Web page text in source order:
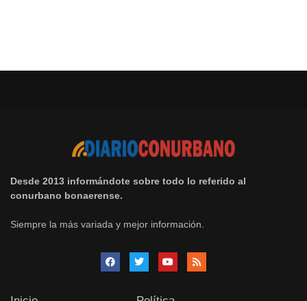
Desde 2013 informándote sobre todo lo referido al
conurbano bonaerense.
Siempre la más variada y mejor información.